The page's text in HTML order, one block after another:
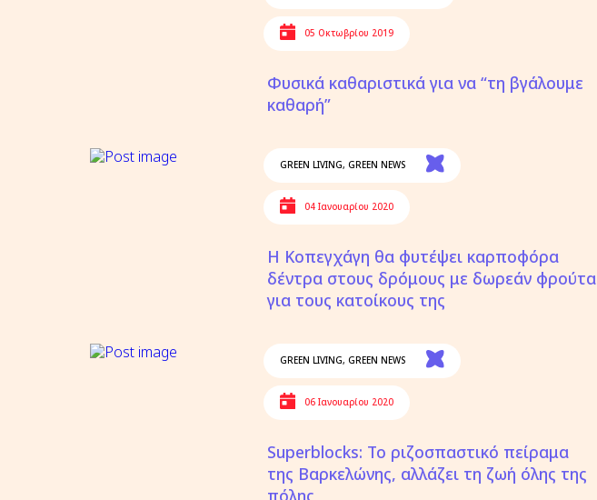
05 Οκτωβρίου 2019
Φυσικά καθαριστικά για να “τη βγάλουμε
καθαρή”
GREEN LIVING, GREEN NEWS
04 Ιανουαρίου 2020
Η Κοπεγχάγη θα φυτέψει καρποφόρα
δέντρα στους δρόμους με δωρεάν φρούτα
για τους κατοίκους της
GREEN LIVING, GREEN NEWS
06 Ιανουαρίου 2020
Superblocks: Το ριζοσπαστικό πείραμα
της Βαρκελώνης, αλλάζει τη ζωή όλης της
πόλης